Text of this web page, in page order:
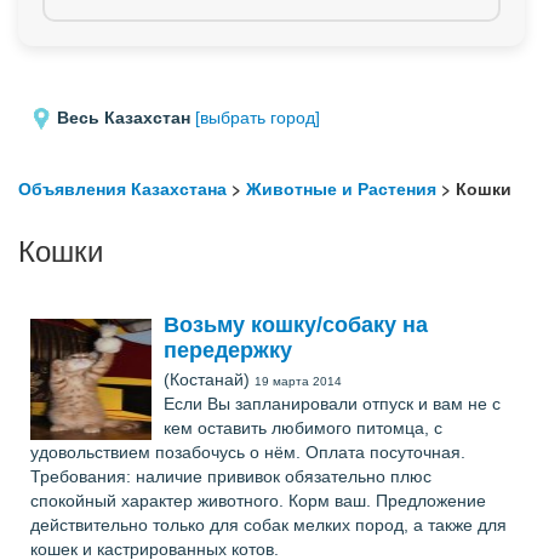
Весь Казахстан [выбрать город]
Объявления Казахстана > Животные и Растения > Кошки
Кошки
Возьму кошку/собаку на
передержку
(Костанай) 19 марта 2014
Если Вы запланировали отпуск и вам не с
кем оставить любимого питомца, с
удовольствием позабочусь о нём. Оплата посуточная.
Требования: наличие прививок обязательно плюс
спокойный характер животного. Корм ваш. Предложение
действительно только для собак мелких пород, а также для
кошек и кастрированных котов.